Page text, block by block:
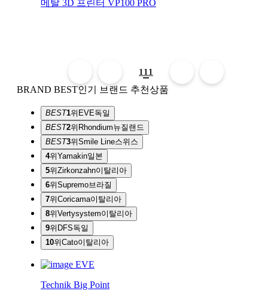
메탈 3D 프린터 VP100 PRO
111
BRAND BEST인기 브랜드 추천상품
BEST1위 EVE독일
BEST2위 Rhondium뉴질랜드
BEST3위Smile Line스위스
4위Yamakin일본
5위Zirkonzahn이탈리아
6위Supremo브라질
7위Coricama이탈리아
8위Vertysystem이탈리아
9위 DFS독일
10위Cato이탈리아
EVE
Technik Big Point